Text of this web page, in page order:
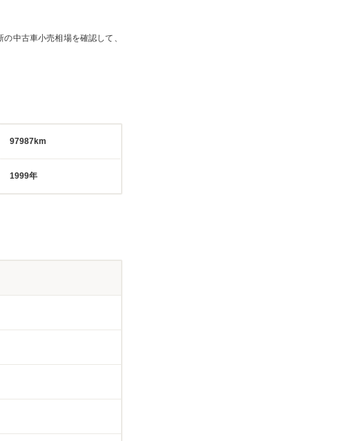
中古車小売相場を確認して、
97987km
1999年